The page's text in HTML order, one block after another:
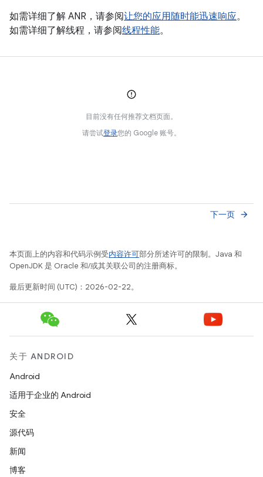
如需详细了解 ANR，请参阅让您的应用随时能迅速响应。
如需详细了解线程，请参阅线程性能。
目前没有任何推荐文档页面。
请尝试登录您的 Google 账号。
下一页 arrow_forward
本页面上的内容和代码示例受内容许可部分所述许可的限制。Java 和
OpenJDK 是 Oracle 和/或其关联公司的注册商标。
最后更新时间 (UTC)：2026-02-22。
关于 ANDROID
Android
适用于企业的 Android
安全
源代码
新闻
博客